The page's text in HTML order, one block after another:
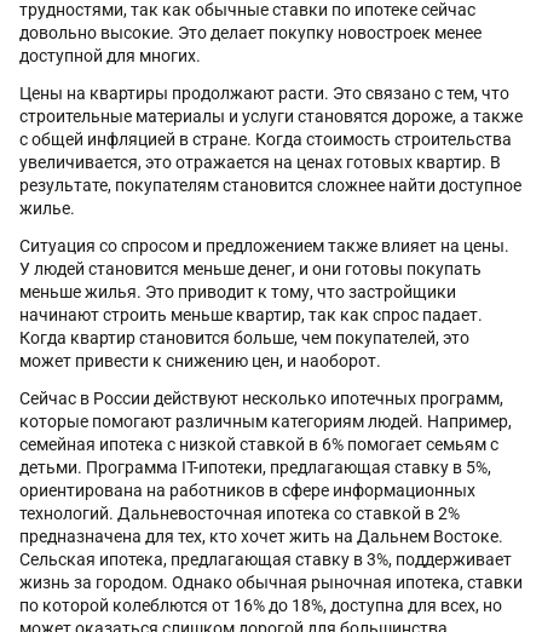
трудностями, так как обычные ставки по ипотеке сейчас
довольно высокие. Это делает покупку новостроек менее
доступной для многих.
Цены на квартиры продолжают расти. Это связано с тем, что
строительные материалы и услуги становятся дороже, а также
с общей инфляцией в стране. Когда стоимость строительства
увеличивается, это отражается на ценах готовых квартир. В
результате, покупателям становится сложнее найти доступное
жилье.
Ситуация со спросом и предложением также влияет на цены.
У людей становится меньше денег, и они готовы покупать
меньше жилья. Это приводит к тому, что застройщики
начинают строить меньше квартир, так как спрос падает.
Когда квартир становится больше, чем покупателей, это
может привести к снижению цен, и наоборот.
Сейчас в России действуют несколько ипотечных программ,
которые помогают различным категориям людей. Например,
семейная ипотека с низкой ставкой в 6% помогает семьям с
детьми. Программа IT-ипотеки, предлагающая ставку в 5%,
ориентирована на работников в сфере информационных
технологий. Дальневосточная ипотека со ставкой в 2%
предназначена для тех, кто хочет жить на Дальнем Востоке.
Сельская ипотека, предлагающая ставку в 3%, поддерживает
жизнь за городом. Однако обычная рыночная ипотека, ставки
по которой колеблются от 16% до 18%, доступна для всех, но